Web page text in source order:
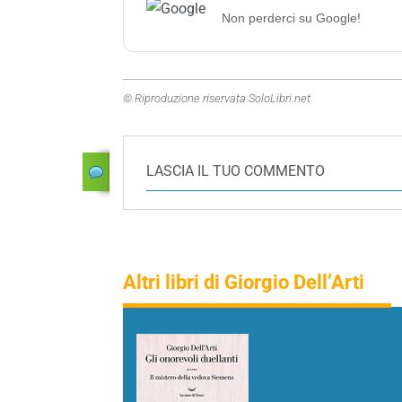
Non perderci su Google!
© Riproduzione riservata SoloLibri.net
LASCIA IL TUO COMMENTO
Altri libri di Giorgio Dell’Arti